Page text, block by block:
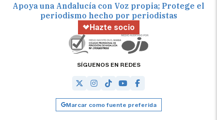
Apoya una Andalucía con Voz propia; Protege el
periodismo hecho por periodistas
Hazte socio
SÍGUENOS EN REDES
Marcar como fuente preferida